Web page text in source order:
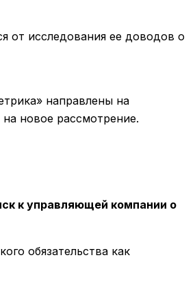
от исследования ее доводов о
направлены на
новое рассмотрение.
к управляющей компании о
обязательства как